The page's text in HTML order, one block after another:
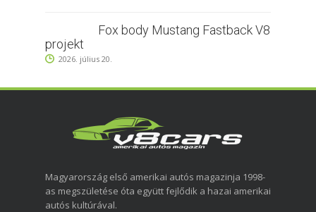
Fox body Mustang Fastback V8
projekt
2026. július 20.
Magyarország első amerikai autós magazinja 1998-
as megszületése óta együtt fejlődik a hazai amerikai
autós kultúrával.